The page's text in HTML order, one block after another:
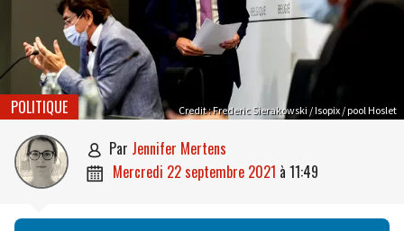
Credit : Frederic Sierakowski / Isopix / pool Hoslet
POLITIQUE
 par Jennifer Mertens
 mercredi 22 septembre 2021 à 11:49